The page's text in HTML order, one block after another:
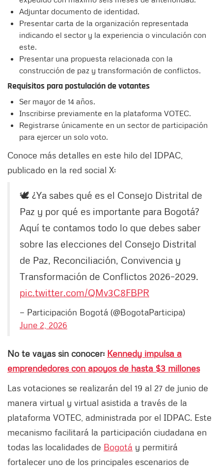
Adjuntar documento de identidad.
Presentar carta de la organización representada
indicando el sector y la experiencia o vinculación con
este.
Presentar una propuesta relacionada con la
construcción de paz y transformación de conflictos.
Requisitos para postulación de votantes
Ser mayor de 14 años.
Inscribirse previamente en la plataforma VOTEC.
Registrarse únicamente en un sector de participación
para ejercer un solo voto.
Conoce más detalles en este hilo del IDPAC,
publicado en la red social X:
🕊️ ¿Ya sabes qué es el Consejo Distrital de
Paz y por qué es importante para Bogotá?
Aquí te contamos todo lo que debes saber
sobre las elecciones del Consejo Distrital
de Paz, Reconciliación, Convivencia y
Transformación de Conflictos 2026–2029.
pic.twitter.com/QMv3C8FBPR
— Participación Bogotá (@BogotaParticipa)
June 2, 2026
No te vayas sin conocer: Kennedy impulsa a
emprendedores con apoyos de hasta $3 millones
Las votaciones se realizarán del 19 al 27 de junio de
manera virtual y virtual asistida a través de la
plataforma VOTEC, administrada por el IDPAC. Este
mecanismo facilitará la participación ciudadana en
todas las localidades de Bogotá y permitirá
fortalecer uno de los principales escenarios de